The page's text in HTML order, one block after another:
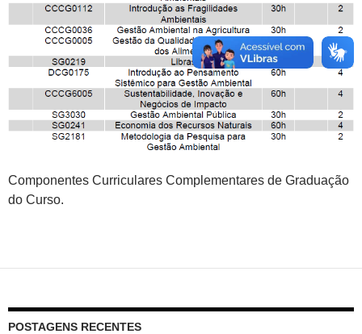
Componentes Curriculares Complementares de Graduação
do Curso.
POSTAGENS RECENTES